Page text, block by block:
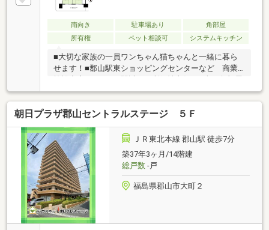
南向き 駐車場あり
角部屋
所有権
ペット相談可 システムキッチン
■大切な家族の一員ワンちゃん猫ちゃんと一緒に暮ら
せます！■郡山駅東ショッピングセンターなど 商業
で明るい住空間♪
朝日プラザ郡山セントラルステージ ５Ｆ
ＪＲ東北本線 郡山駅 徒歩7分
築37年3ヶ月/14階建
総戸数-戸
福島県郡山市大町２